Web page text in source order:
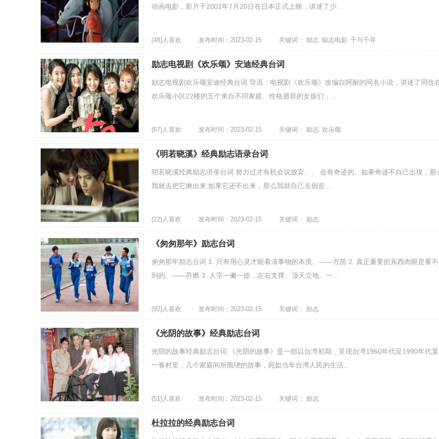
动画电影，影片于2001年7月20日在日本正式上映，讲述了少...
(48)人喜欢 发布时间：2023-02-15 关键词： 励志 励志电影 千与千寻
励志电视剧《欢乐颂》安迪经典台词
励志电视剧欢乐颂安迪经典台词 导语：电视剧《欢乐颂》改编自阿耐的同名小说，讲述了同住
欢乐颂小区22楼的五个来自不同家庭、性格迥异的女孩们，...
(67)人喜欢 发布时间：2023-02-15 关键词： 励志 欢乐颂
《明若晓溪》经典励志语录台词
明若晓溪经典励志语录台词 努力过才有机会说放弃。。 会有奇迹的。如果奇迹不自己出现，那
我就去把它揪出来;如果它还不出来，那么我就自己去创造...
(22)人喜欢 发布时间：2023-02-15 关键词： 励志
《匆匆那年》励志台词
匆匆那年励志台词 1. 只有用心灵才能看清事物的本质。——方茴 2. 真正重要的东西肉眼是看不
到的。——乔燃 3. 人字一撇一捺，左右支撑、顶天立地。一...
(92)人喜欢 发布时间：2023-02-15 关键词： 励志
《光阴的故事》经典励志台词
光阴的故事经典励志台词 《光阴的故事》是一部以台湾初期，呈现台湾1960年代至1990年代某
一眷村里，几个家庭间所围绕的故事，宛如当年台湾人民的生活...
(51)人喜欢 发布时间：2023-02-15 关键词： 励志
杜拉拉的经典励志台词